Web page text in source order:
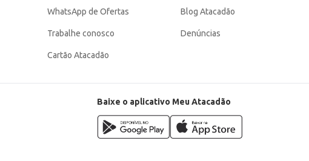
WhatsApp de Ofertas
Trabalhe conosco
Cartão Atacadão
Blog Atacadão
Denúncias
Baixe o aplicativo Meu Atacadão